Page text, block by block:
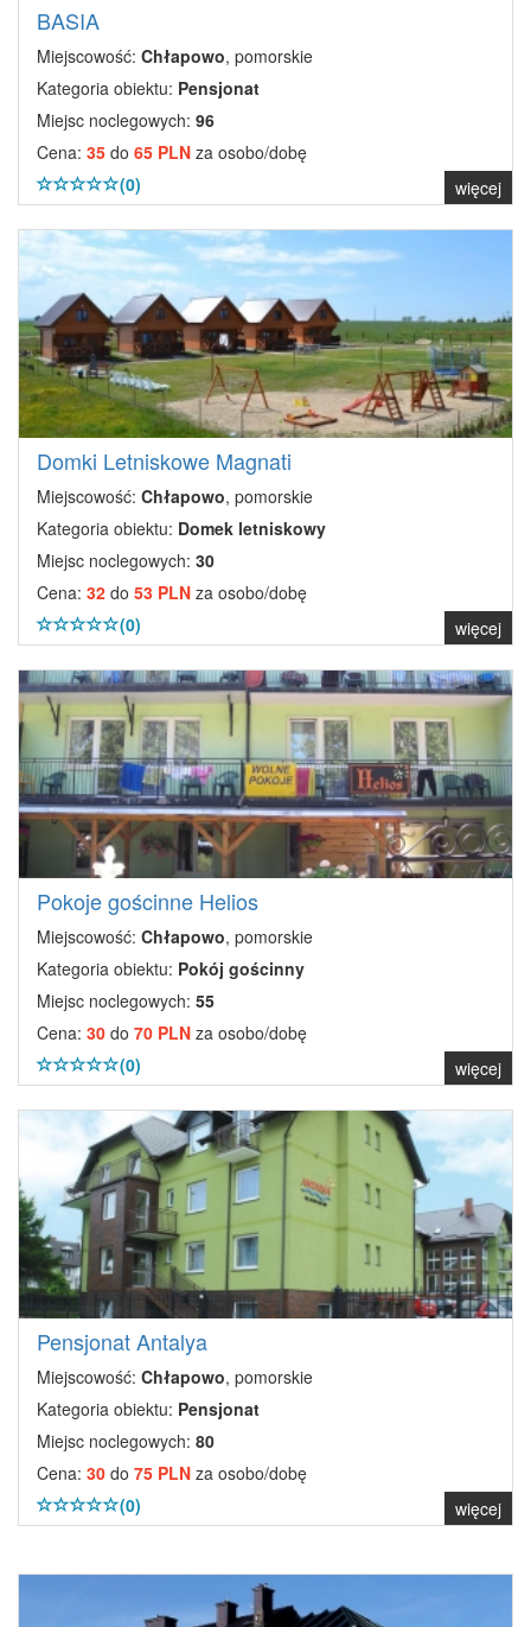
BASIA
Miejscowość: Chłapowo, pomorskie
Kategoria obiektu: Pensjonat
Miejsc noclegowych: 96
Cena: 35 do 65 PLN za osobo/dobę
(0)
więcej
Domki Letniskowe Magnati
Miejscowość: Chłapowo, pomorskie
Kategoria obiektu: Domek letniskowy
Miejsc noclegowych: 30
Cena: 32 do 53 PLN za osobo/dobę
(0)
więcej
Pokoje gościnne Helios
Miejscowość: Chłapowo, pomorskie
Kategoria obiektu: Pokój gościnny
Miejsc noclegowych: 55
Cena: 30 do 70 PLN za osobo/dobę
(0)
więcej
Pensjonat Antalya
Miejscowość: Chłapowo, pomorskie
Kategoria obiektu: Pensjonat
Miejsc noclegowych: 80
Cena: 30 do 75 PLN za osobo/dobę
(0)
więcej